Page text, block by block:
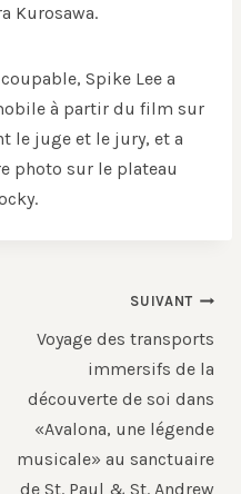
Kurosawa.
Spike Lee a
à partir du film sur
le juge et le jury, et a
photo sur le plateau
SUIVANT
Voyage des transports
immersifs de la
découverte de soi dans
«Avalona, ​​une légende
musicale» au sanctuaire
de St. Paul & St. Andrew